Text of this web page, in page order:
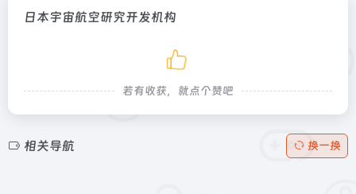
日本宇宙航空研究开发机构
若有收获，就点个赞吧
相关导航 换一换